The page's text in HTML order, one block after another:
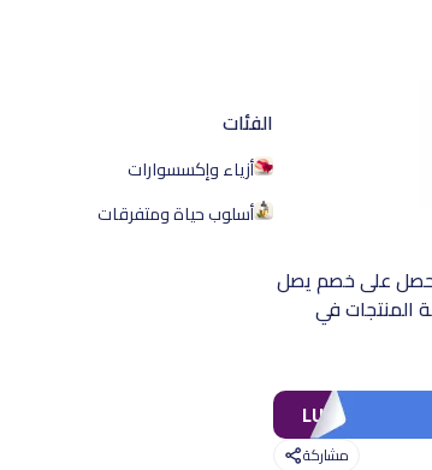
على خصم يصل
المنتجات في
LUV
مشاركة
الفئات
أزياء وإكسسوارات
أسلوب حياة ومتفرقات